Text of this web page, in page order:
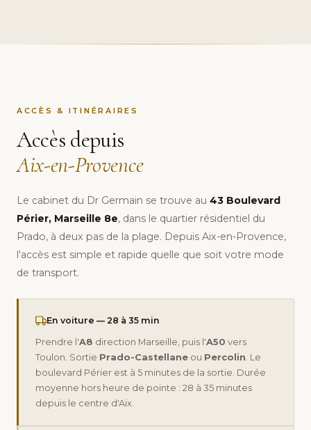
ACCÈS & ITINÉRAIRES
Accès depuis
Aix-en-Provence
Le cabinet du Dr Germain se trouve au 43 Boulevard
Périer, Marseille 8e, dans le quartier résidentiel du
Prado, à deux pas de la plage. Depuis Aix-en-Provence,
l'accès est simple et rapide quelle que soit votre mode
de transport.
En voiture — 28 à 35 min
Prendre l'A8 direction Marseille, puis l'A50 vers
Toulon. Sortie Prado-Castellane ou Percolin . Le
boulevard Périer est à 5 minutes de la sortie. Durée
moyenne hors heure de pointe : 28 à 35 minutes
depuis le centre d'Aix.